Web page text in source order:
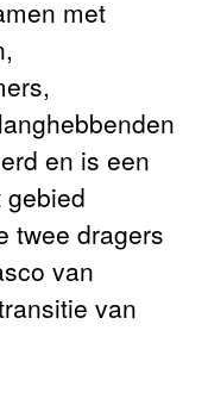
met
en is een
twee dragers
van
van